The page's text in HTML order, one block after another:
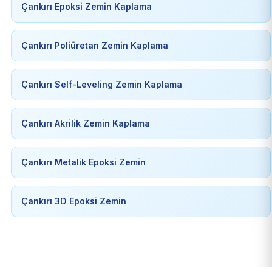
Çankırı Epoksi Zemin Kaplama
Çankırı Poliüretan Zemin Kaplama
Çankırı Self-Leveling Zemin Kaplama
Çankırı Akrilik Zemin Kaplama
Çankırı Metalik Epoksi Zemin
Çankırı 3D Epoksi Zemin